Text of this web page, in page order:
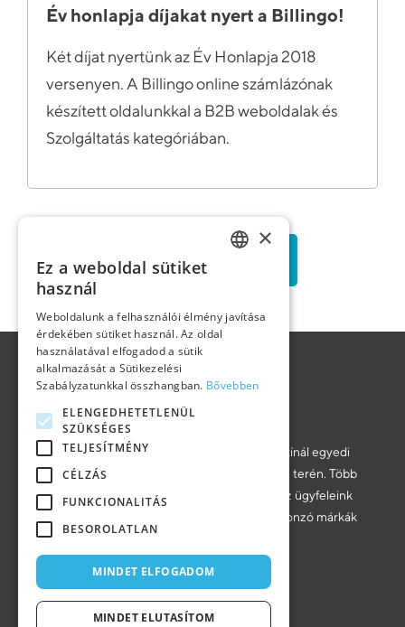
Év honlapja díjakat nyert a Billingo!
Két díjat nyertünk az Év Honlapja 2018
versenyen. A Billingo online számlázónak
készített oldalunkkal a B2B weboldalak és
Szolgáltatás kategóriában.
TOVÁBBI CIKKEK
A Voov kreatív megoldásokat és szakértelmet kínál egyedi
webfejlesztés, arculattervezés és UX/UI design terén. Több
mint 18 éves tapasztalatunkkal modernizáljuk az ügyfeleink
digitális jelenlétét, és hozzájárulunk a sikeres, vonzó márkák
felépítéséhez.
Árajánlatkérés
ENGLISH
×
Ez a weboldal sütiket
használ
Weboldalunk a felhasználói élmény javítása
érdekében sütiket használ. Az oldal
használatával elfogadod a sütik
alkalmazását a Sütikezelési
Szabályzatunkkal összhangban. Bővebben
ELENGEDHETETLENÜL
SZÜKSÉGES
TELJESÍTMÉNY
CÉLZÁS
FUNKCIONALITÁS
BESOROLATLAN
MINDET ELFOGADOM
MINDET ELUTASÍTOM